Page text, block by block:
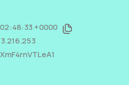
+0000
XmF4rnVTLeA1